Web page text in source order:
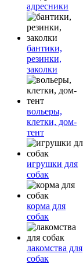
адресники
бантики,
резинки,
заколки
вольеры,
клетки, дом-
тент
игрушки для
собак
корма для
собак
лакомства для
собак